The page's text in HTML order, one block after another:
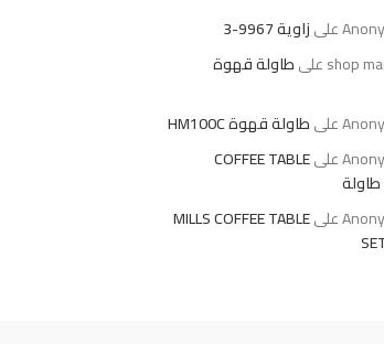
علىزاوية 9967-3
shopعلىطاولة قهوة
علىطاولة قهوة HM100C
علىCOFFEE TABLE
علىMILLS COFFEE TABLE